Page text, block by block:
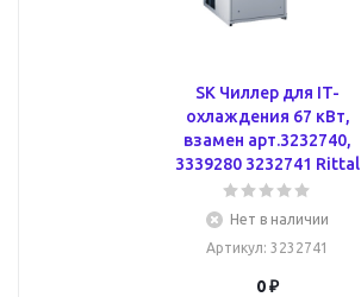
SK Чиллер для IT-
охлаждения 67 кВт,
взамен арт.3232740,
3339280 3232741 Rittal
Нет в наличии
Артикул: 3232741
0 ₽